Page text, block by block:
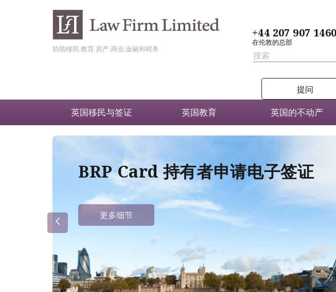
协助移民,教育,房产,商业,金融和税务
+44 207 907 1460
在伦敦的总部
提问
英国移民与签证 英国教育 英国的不动产
BRP Card 持有者申请电子签证
更多细节